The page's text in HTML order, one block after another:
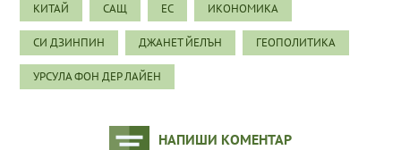
КИТАЙ САЩ ЕС ИКОНОМИКА
СИ ДЗИНПИН ДЖАНЕТ ЙЕЛЪН ГЕОПОЛИТИКА
УРСУЛА ФОН ДЕР ЛАЙЕН
НАПИШИ КОМЕНТАР